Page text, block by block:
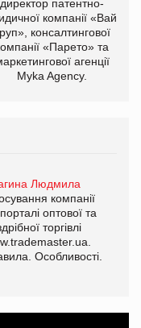
директор патентно-
компанії «Вайз
консалтингової
«Парето» та
агенції
Myka Agency.
Людмила
компанії
оптової та
торгівлі
Особливості.